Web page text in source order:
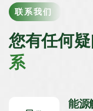
联系我们
您有任何
系
能源